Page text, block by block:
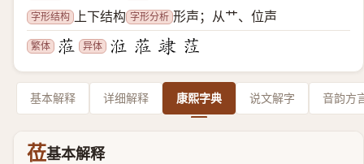
字形结构
上下结构 字形分析 形声；从艹、位声
繁体 异体
基本解释 详细解释 康熙字典 说文解字 音韵方
莅基本解释